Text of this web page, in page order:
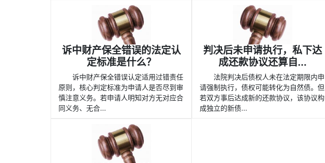
诉中财产保全错误的法定认
定标准是什么？
诉中财产保全错误认定适用过错责任
原则，核心判定标准为申请人是否尽到审
慎注意义务。若申请人明知对方无对应合
同义务、无合...
判决后未申请执行，私下达
成还款协议还算自...
法院判决后债权人未在法定期限内申
请强制执行，债权可能转化为自然债。但
若双方事后达成新的还款协议，该协议构
成独立的新债...